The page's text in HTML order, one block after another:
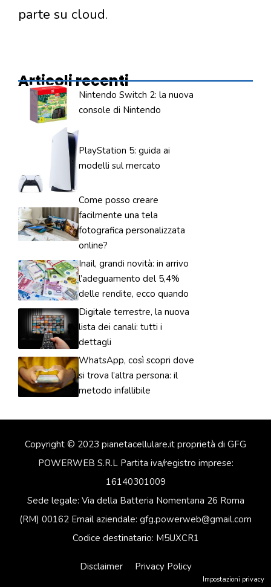
parte su cloud.
Articoli recenti
Nintendo Switch 2: la nuova
console di Nintendo
PlayStation 5: guida ai
modelli sul mercato
Come posso creare
facilmente una tela
fotografica personalizzata
online?
Inail, grandi novità: in arrivo
l’adeguamento del 5,4%
delle rendite, ecco quando
Digitale terrestre, la nuova
lista dei canali: tutti i
dettagli
WhatsApp, così scopri dove
si trova l’altra persona: il
metodo infallibile
Copyright © 2023 pianetacellulare.it proprietà di GFG
POWERWEB S.R.L Partita iva/registro imprese:
16140301009
Sede legale: Via della Batteria Nomentana 26 Roma
(RM) 00162 Email aziendale: gfg.powerweb@gmail.com
Codice destinatario: M5UXCR1
Disclaimer Privacy Policy
Impostazioni privacy